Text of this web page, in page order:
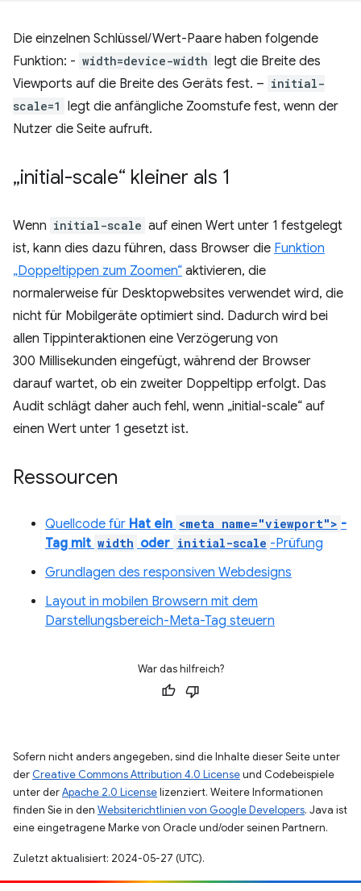
Die einzelnen Schlüssel/Wert-Paare haben folgende
Funktion: - width=device-width legt die Breite des
Viewports auf die Breite des Geräts fest. – initial-
scale=1 legt die anfängliche Zoomstufe fest, wenn der
Nutzer die Seite aufruft.
„initial-scale“ kleiner als 1
Wenn initial-scale auf einen Wert unter 1 festgelegt
ist, kann dies dazu führen, dass Browser die Funktion
„Doppeltippen zum Zoomen“ aktivieren, die
normalerweise für Desktopwebsites verwendet wird, die
nicht für Mobilgeräte optimiert sind. Dadurch wird bei
allen Tippinteraktionen eine Verzögerung von
300 Millisekunden eingefügt, während der Browser
darauf wartet, ob ein zweiter Doppeltipp erfolgt. Das
Audit schlägt daher auch fehl, wenn „initial-scale“ auf
einen Wert unter 1 gesetzt ist.
Ressourcen
Quellcode für Hat ein <meta name="viewport"> -
Tag mit width oder initial-scale -Prüfung
Grundlagen des responsiven Webdesigns
Layout in mobilen Browsern mit dem
Darstellungsbereich-Meta-Tag steuern
War das hilfreich?
Sofern nicht anders angegeben, sind die Inhalte dieser Seite unter
der Creative Commons Attribution 4.0 Licenseund Codebeispiele
unter derApache 2.0 Licenselizenziert. Weitere Informationen
finden Sie in den Websiterichtlinien von Google Developers. Java ist
eine eingetragene Marke von Oracle und/oder seinen Partnern.
Zuletzt aktualisiert: 2024-05-27 (UTC).